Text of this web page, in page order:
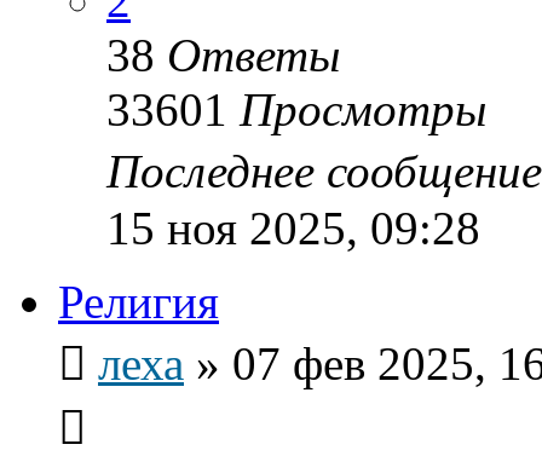
38 Ответы
33601 Просмотры
Последнее
15 ноя 2025, 09:28
Религия
леха » 07 фев 2025,